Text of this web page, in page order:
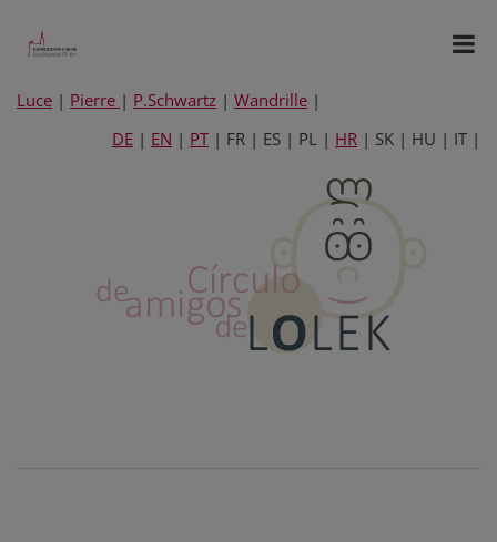
Luce | Pierre | P.Schwartz | Wandrille |
DE | EN | PT | FR | ES | PL | HR | SK | HU | IT |